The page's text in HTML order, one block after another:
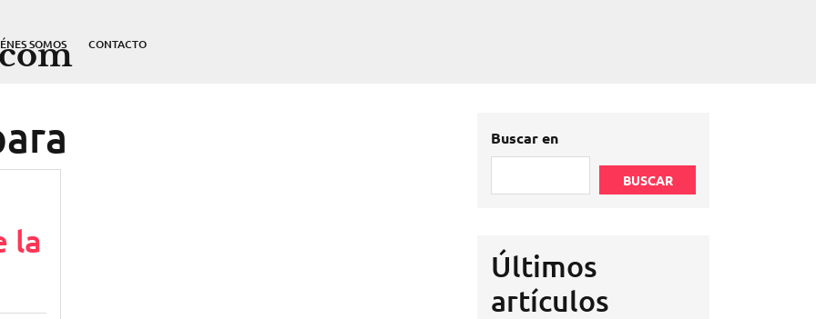
SOMOS CONTACTO
la
Buscar en
BUSCAR
Últimos
artículos